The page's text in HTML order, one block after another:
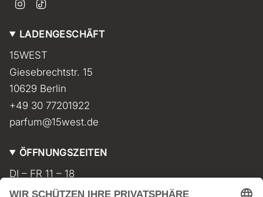
t
g
a
m
T
k
LADENGESCHÄFT
15WEST
Giesebrechtstr. 15
10629 Berlin
+49 30 77201922
parfum@15west.de
ÖFFNUNGSZEITEN
DI – FR 11 – 18
SA 11 – 17